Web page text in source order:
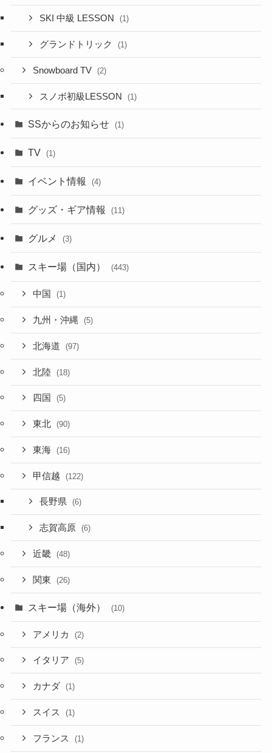
SKI 中級 LESSON (1)
グランドトリック (1)
Snowboard TV (2)
スノボ初級LESSON (1)
SSからのお知らせ (1)
TV (1)
イベント情報 (4)
グッズ・ギア情報 (11)
グルメ (3)
スキー場（国内） (443)
中国 (1)
九州・沖縄 (5)
北海道 (97)
北陸 (18)
四国 (5)
東北 (90)
東海 (16)
甲信越 (122)
長野県 (6)
志賀高原 (6)
近畿 (48)
関東 (26)
スキー場（海外） (10)
アメリカ (2)
イタリア (5)
カナダ (1)
スイス (1)
フランス (1)